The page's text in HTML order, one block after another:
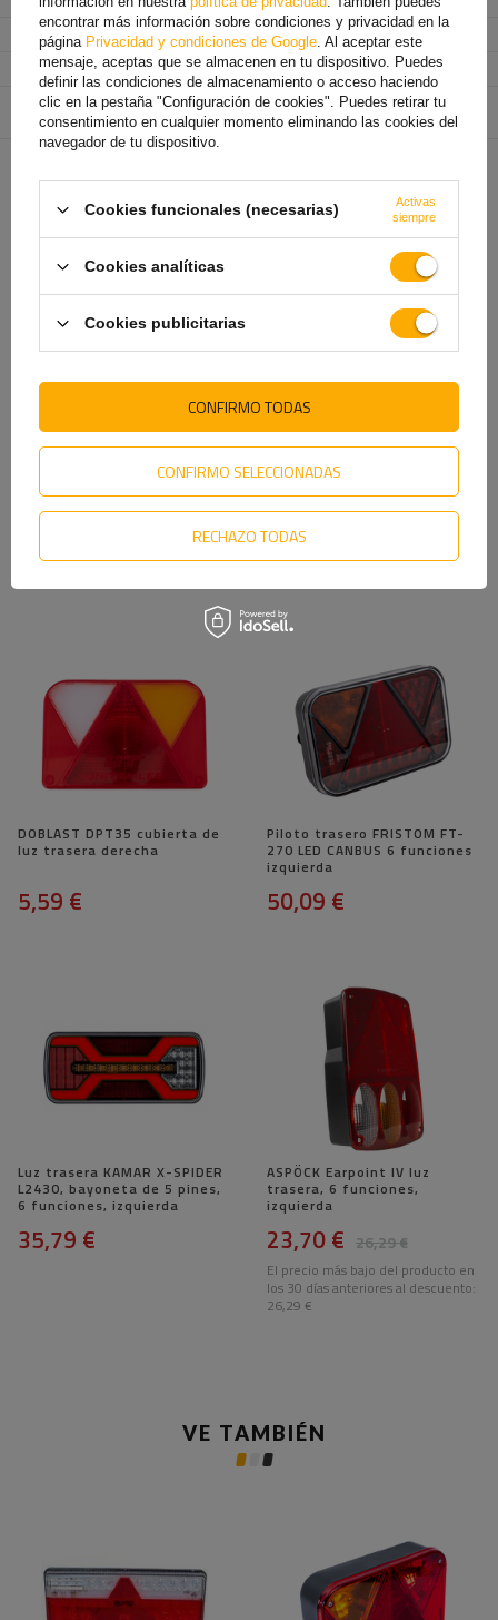
Profundidad
62 mm
Clase de protección
IP 64
Entidad responsable de
este producto en la UE
Aspöck Systems Polska Sp. z o.o. más
Luz trasera ASPÖCK
MULTIPOINT III con base de
bayoneta de 5 pines y 6
16,59 €
Luz trasera FRISTOM FT-230
LED 6 funciones universal
57,99 €
DOBLAST DPT35 cubierta de
luz trasera derecha
5,59 €
Piloto trasero FRISTOM FT-
270 LED CANBUS 6 funciones
izquierda
50,09 €
Luz trasera KAMAR X-SPIDER
L2430, bayoneta de 5 pines,
6 funciones, izquierda
35,79 €
ASPÖCK Earpoint IV luz
trasera, 6 funciones,
izquierda
26,29 €
23,70 €
El precio más bajo del producto en
los 30 días anteriores al descuento:
26,29 €
VE TAMBIÉN
encontrar más información sobre condiciones y privacidad en la
página Privacidad y condiciones de Google. Al aceptar este
mensaje, aceptas que se almacenen en tu dispositivo. Puedes
definir las condiciones de almacenamiento o acceso haciendo
clic en la pestaña "Configuración de cookies". Puedes retirar tu
consentimiento en cualquier momento eliminando las cookies del
navegador de tu dispositivo.
Cookies funcionales (necesarias)
Activas
siempre
Cookies analíticas
Cookies publicitarias
CONFIRMO SELECCIONADAS
RECHAZO TODAS
CONFIRMO TODAS